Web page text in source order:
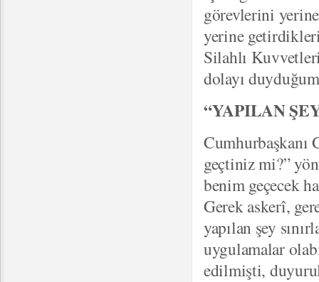
görevlerini
yerine
Silahlı
dolayı
“YAPILAN
Cumhurbaşkanı
geçtiniz mi?”
benim geçecek
Gerek askerî,
yapılan şey
uygulamalar
edilmişti,